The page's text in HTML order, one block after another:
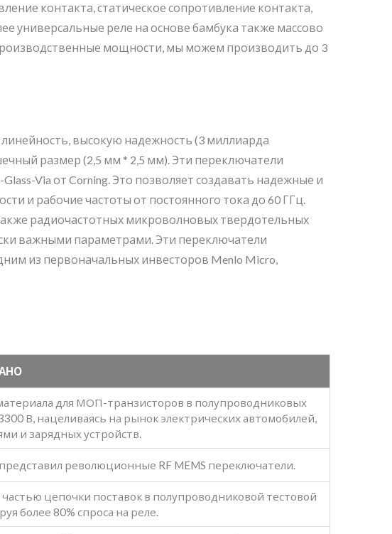
контакта, статическое сопротивление контакта,
универсальные реле на основе бамбука также массово
мощности, мы можем производить до 3
высокую надежность (3 миллиарда
размер (2,5 мм * 2,5 мм). Эти переключатели
Via от Corning. Это позволяет создавать надежные и
и рабочие частоты от постоянного тока до 60 ГГц.
радиочастотных микроволновых твердотельных
важными параметрами. Эти переключатели
из первоначальных инвесторов Menlo Micro,
для МОП-транзисторов в полупроводниковых
В, нацеливаясь на рынок электрических автомобилей,
и зарядных устройств.
революционные RF MEMS переключатели.
цепочки поставок в полупроводниковой тестовой
более 80% спроса на реле.